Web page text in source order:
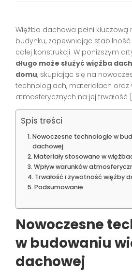
Więźba dachowa pełni kluczową
budynku, zapewniając stabilność
całej konstrukcji. W poniższym
długo może służyć więźba
domu, skupiając się na
technologiach, materiałach oraz
atmosferycznych na jej trwałość
Spis treści
Nowoczesne technologie w
dachowej
Materiały stosowane w
Wpływ warunków
Trwałość i żywotność więźby
Podsumowanie
Nowoczesne
w budowaniu
dachowej